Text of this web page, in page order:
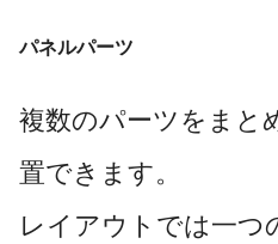
パネルパーツ
複数のパーツをまと
置できます。
レイアウトでは一つ